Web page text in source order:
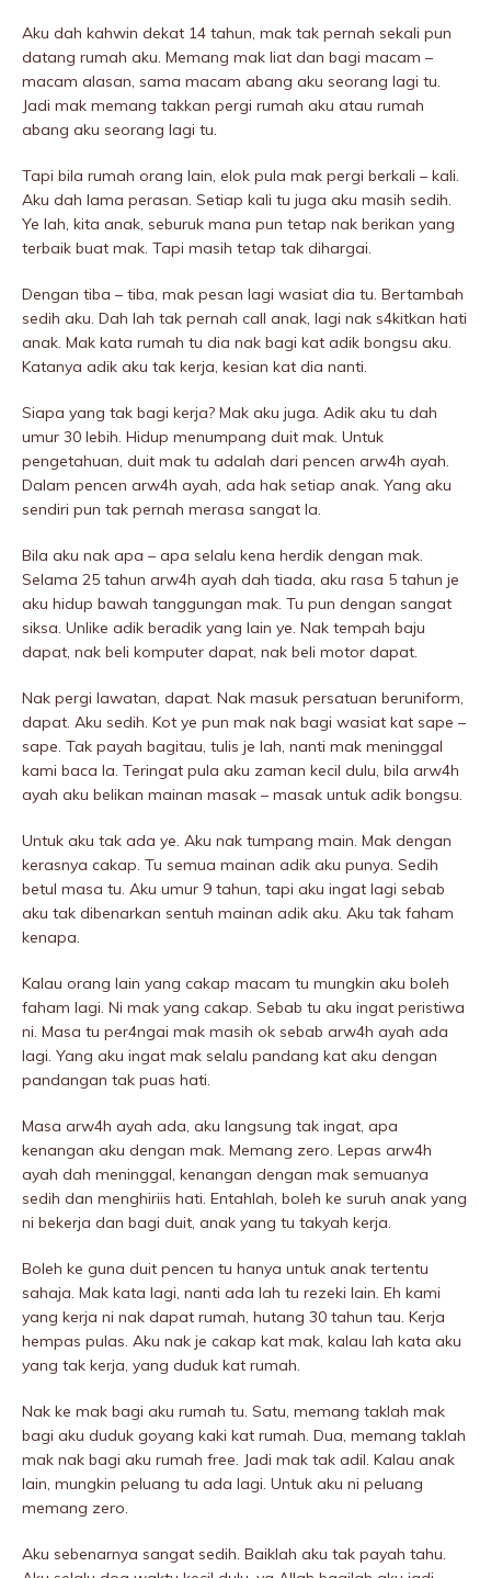
Aku dah kahwin dekat 14 tahun, mak tak pernah sekali pun
datang rumah aku. Memang mak liat dan bagi macam –
macam alasan, sama macam abang aku seorang lagi tu.
Jadi mak memang takkan pergi rumah aku atau rumah
abang aku seorang lagi tu.
Tapi bila rumah orang lain, elok pula mak pergi berkali – kali.
Aku dah lama perasan. Setiap kali tu juga aku masih sedih.
Ye lah, kita anak, seburuk mana pun tetap nak berikan yang
terbaik buat mak. Tapi masih tetap tak dihargai.
Dengan tiba – tiba, mak pesan lagi wasiat dia tu. Bertambah
sedih aku. Dah lah tak pernah call anak, lagi nak s4kitkan hati
anak. Mak kata rumah tu dia nak bagi kat adik bongsu aku.
Katanya adik aku tak kerja, kesian kat dia nanti.
Siapa yang tak bagi kerja? Mak aku juga. Adik aku tu dah
umur 30 lebih. Hidup menumpang duit mak. Untuk
pengetahuan, duit mak tu adalah dari pencen arw4h ayah.
Dalam pencen arw4h ayah, ada hak setiap anak. Yang aku
sendiri pun tak pernah merasa sangat la.
Bila aku nak apa – apa selalu kena herdik dengan mak.
Selama 25 tahun arw4h ayah dah tiada, aku rasa 5 tahun je
aku hidup bawah tanggungan mak. Tu pun dengan sangat
siksa. Unlike adik beradik yang lain ye. Nak tempah baju
dapat, nak beli komputer dapat, nak beli motor dapat.
Nak pergi lawatan, dapat. Nak masuk persatuan beruniform,
dapat. Aku sedih. Kot ye pun mak nak bagi wasiat kat sape –
sape. Tak payah bagitau, tulis je lah, nanti mak meninggaI
kami baca la. Teringat pula aku zaman kecil dulu, bila arw4h
ayah aku belikan mainan masak – masak untuk adik bongsu.
Untuk aku tak ada ye. Aku nak tumpang main. Mak dengan
kerasnya cakap. Tu semua mainan adik aku punya. Sedih
betul masa tu. Aku umur 9 tahun, tapi aku ingat lagi sebab
aku tak dibenarkan sentuh mainan adik aku. Aku tak faham
kenapa.
Kalau orang lain yang cakap macam tu mungkin aku boleh
faham lagi. Ni mak yang cakap. Sebab tu aku ingat peristiwa
ni. Masa tu per4ngai mak masih ok sebab arw4h ayah ada
lagi. Yang aku ingat mak selalu pandang kat aku dengan
pandangan tak puas hati.
Masa arw4h ayah ada, aku langsung tak ingat, apa
kenangan aku dengan mak. Memang zero. Lepas arw4h
ayah dah meninggaI, kenangan dengan mak semuanya
sedih dan menghiriis hati. Entahlah, boleh ke suruh anak yang
ni bekerja dan bagi duit, anak yang tu takyah kerja.
Boleh ke guna duit pencen tu hanya untuk anak tertentu
sahaja. Mak kata lagi, nanti ada lah tu rezeki lain. Eh kami
yang kerja ni nak dapat rumah, hutang 30 tahun tau. Kerja
hempas pulas. Aku nak je cakap kat mak, kalau lah kata aku
yang tak kerja, yang duduk kat rumah.
Nak ke mak bagi aku rumah tu. Satu, memang taklah mak
bagi aku duduk goyang kaki kat rumah. Dua, memang taklah
mak nak bagi aku rumah free. Jadi mak tak adil. Kalau anak
lain, mungkin peluang tu ada lagi. Untuk aku ni peluang
memang zero.
Aku sebenarnya sangat sedih. Baiklah aku tak payah tahu.